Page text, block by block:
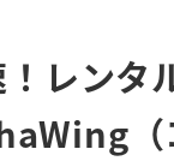
レンタ
（